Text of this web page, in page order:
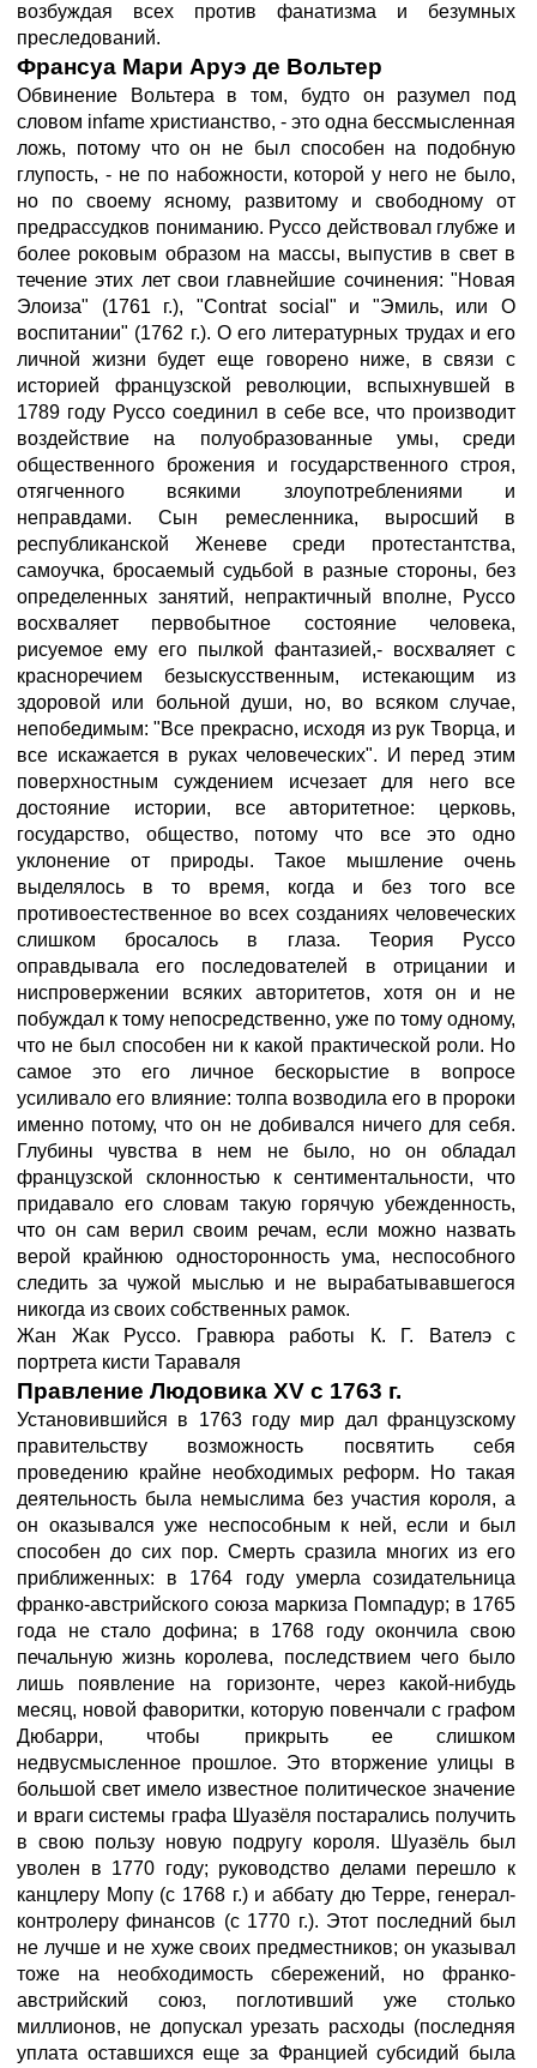
возбуждая всех против фанатизма и безумных
преследований.
Франсуа Мари Аруэ де Вольтер
Обвинение Вольтера в том, будто он разумел под
словом infame христианство, - это одна бессмысленная
ложь, потому что он не был способен на подобную
глупость, - не по набожности, которой у него не было,
но по своему ясному, развитому и свободному от
предрассудков пониманию. Руссо действовал глубже и
более роковым образом на массы, выпустив в свет в
течение этих лет свои главнейшие сочинения: "Новая
Элоиза" (1761 г.), "Contrat social" и "Эмиль, или О
воспитании" (1762 г.). О его литературных трудах и его
личной жизни будет еще говорено ниже, в связи с
историей французской революции, вспыхнувшей в
1789 году Руссо соединил в себе все, что производит
воздействие на полуобразованные умы, среди
общественного брожения и государственного строя,
отягченного всякими злоупотреблениями и
неправдами. Сын ремесленника, выросший в
республиканской Женеве среди протестантства,
самоучка, бросаемый судьбой в разные стороны, без
определенных занятий, непрактичный вполне, Руссо
восхваляет первобытное состояние человека,
рисуемое ему его пылкой фантазией,- восхваляет с
красноречием безыскусственным, истекающим из
здоровой или больной души, но, во всяком случае,
непобедимым: "Все прекрасно, исходя из рук Творца, и
все искажается в руках человеческих". И перед этим
поверхностным суждением исчезает для него все
достояние истории, все авторитетное: церковь,
государство, общество, потому что все это одно
уклонение от природы. Такое мышление очень
выделялось в то время, когда и без того все
противоестественное во всех созданиях человеческих
слишком бросалось в глаза. Теория Руссо
оправдывала его последователей в отрицании и
ниспровержении всяких авторитетов, хотя он и не
побуждал к тому непосредственно, уже по тому одному,
что не был способен ни к какой практической роли. Но
самое это его личное бескорыстие в вопросе
усиливало его влияние: толпа возводила его в пророки
именно потому, что он не добивался ничего для себя.
Глубины чувства в нем не было, но он обладал
французской склонностью к сентиментальности, что
придавало его словам такую горячую убежденность,
что он сам верил своим речам, если можно назвать
верой крайнюю односторонность ума, неспособного
следить за чужой мыслью и не вырабатывавшегося
никогда из своих собственных рамок.
Жан Жак Руссо. Гравюра работы К. Г. Вателэ с
портрета кисти Тараваля
Правление Людовика XV с 1763 г.
Установившийся в 1763 году мир дал французскому
правительству возможность посвятить себя
проведению крайне необходимых реформ. Но такая
деятельность была немыслима без участия короля, а
он оказывался уже неспособным к ней, если и был
способен до сих пор. Смерть сразила многих из его
приближенных: в 1764 году умерла созидательница
франко-австрийского союза маркиза Помпадур; в 1765
года не стало дофина; в 1768 году окончила свою
печальную жизнь королева, последствием чего было
лишь появление на горизонте, через какой-нибудь
месяц, новой фаворитки, которую повенчали с графом
Дюбарри, чтобы прикрыть ее слишком
недвусмысленное прошлое. Это вторжение улицы в
большой свет имело известное политическое значение
и враги системы графа Шуазёля постарались получить
в свою пользу новую подругу короля. Шуазёль был
уволен в 1770 году; руководство делами перешло к
канцлеру Мопу (с 1768 г.) и аббату дю Терре, генерал-
контролеру финансов (с 1770 г.). Этот последний был
не лучше и не хуже своих предместников; он указывал
тоже на необходимость сбережений, но франко-
австрийский союз, поглотивший уже столько
миллионов, не допускал урезать расходы (последняя
уплата оставшихся еще за Францией субсидий была